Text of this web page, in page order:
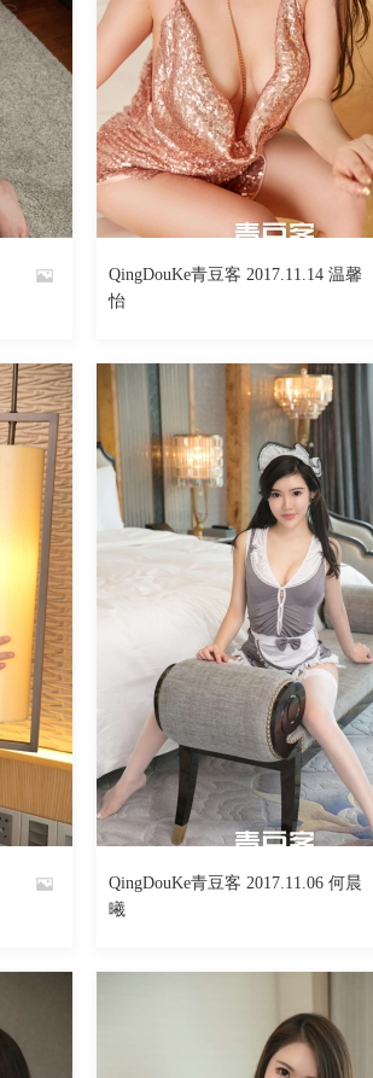
0 回复
0 回复
By
2165 阅读
QingDouKe青豆客 2017.11.14 温馨
怡
By
QingDouKe青豆客 2017.11.06 何晨
曦